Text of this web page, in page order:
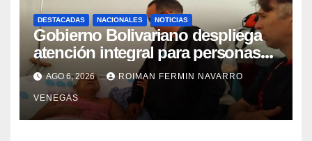
DESTACADAS NACIONALES NOTICIAS
Gobierno Bolivariano despliega
atención integral para personas
con discapacidad en
campamentos de La Guaira
AGO 6, 2026 ROIMAN FERMIN NAVARRO
VENEGAS